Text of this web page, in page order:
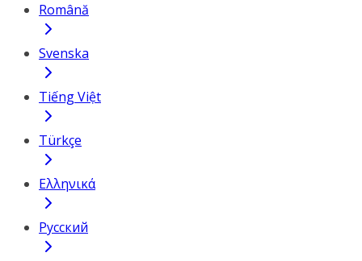
Română
Svenska
Tiếng Việt
Türkçe
Ελληνικά
Русский